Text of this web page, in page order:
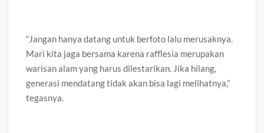
“Jangan hanya datang untuk berfoto lalu merusaknya.
Mari kita jaga bersama karena rafflesia merupakan
warisan alam yang harus dilestarikan. Jika hilang,
generasi mendatang tidak akan bisa lagi melihatnya,”
tegasnya.